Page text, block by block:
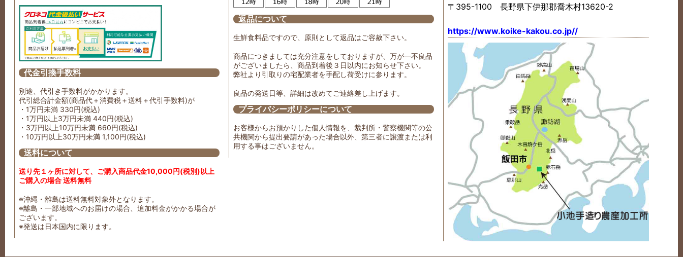
代金引換手数料
別途、代引き手数料がかかります。
代引総合計金額(商品代＋消費税＋送料＋代引手数料)が
・1万円未満 330円(税込)
・1万円以上3万円未満 440円(税込)
・3万円以上10万円未満 660円(税込)
・10万円以上30万円未満 1,100円(税込)
送料について
送り先１ヶ所に対して、ご購入商品代金10,000円(税別)以上
ご購入の場合 送料無料
※沖縄・離島は送料無料対象外となります。
※離島・一部地域へのお届けの場合、追加料金がかかる場合が
ございます。
※発送は日本国内に限ります。
返品について
生鮮食料品ですので、原則として返品はご容赦下さい。
商品につきましては充分注意をしておりますが、万が一不良品
がございましたら、商品到着後３日以内にお知らせ下さい。
弊社より引取りの宅配業者を手配し荷受けに参ります。
良品の発送日等、詳細は改めてご連絡差し上げます。
プライバシーポリシーについて
お客様からお預かりした個人情報を、裁判所・警察機関等の公
共機関から提出要請があった場合以外、第三者に譲渡または利
用する事はございません。
〒395-1100 長野県下伊那郡喬木村13620-2
https://www.koike-kakou.co.jp//